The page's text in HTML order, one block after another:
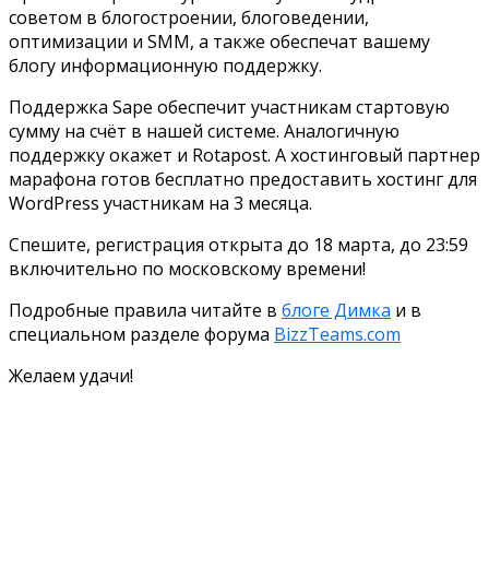
советом в блогостроении, блоговедении,
оптимизации и SMM, а также обеспечат вашему
блогу информационную поддержку.
Поддержка Sape обеспечит участникам стартовую
сумму на счёт в нашей системе. Аналогичную
поддержку окажет и Rotapost. А хостинговый партнер
марафона готов бесплатно предоставить хостинг для
WordPress участникам на 3 месяца.
Спешите, регистрация открыта до 18 марта, до 23:59
включительно по московскому времени!
Подробные правила читайте в блоге Димка и в
специальном разделе форума BizzTeams.com
Желаем удачи!